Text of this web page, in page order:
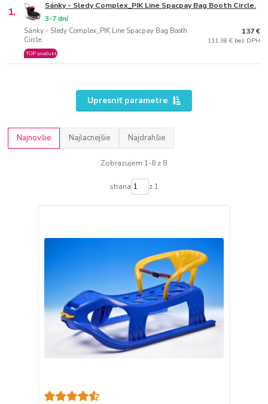
1. Sánky - Sledy Complex_PIK Line Spacpay Bag Booth Circle.
Sánky - Sledy Complex_PIK Line Spacpay Bag Booth
Circle.
3-7 dní
TOP produkt
137 €
111,38 € bez DPH
Upresniť parametre
Najnovšie Najlacnejšie Najdrahšie
Zobrazujem 1-8 z 8
strana z 1